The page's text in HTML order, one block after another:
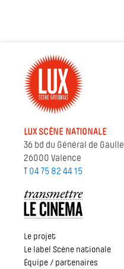
LUX SCÈNE NATIONALE
36 bd du Général de Gaulle
26000 Valence
T 04 75 82 44 15
Le projet
Le label Scène nationale
Équipe / partenaires